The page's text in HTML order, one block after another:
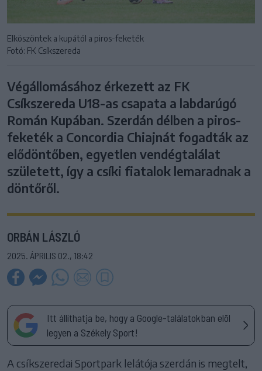
Elköszöntek a kupától a piros-feketék
Fotó: FK Csíkszereda
Végállomásához érkezett az FK
Csíkszereda U18-as csapata a labdarúgó
Román Kupában. Szerdán délben a piros-
feketék a Concordia Chiajnát fogadták az
elődöntőben, egyetlen vendégtalálat
született, így a csíki fiatalok lemaradnak a
döntőről.
ORBÁN LÁSZLÓ
2025. ÁPRILIS 02., 18:42
Itt állíthatja be, hogy a Google-találatokban elöl
legyen a Székely Sport!
A csíkszeredai Sportpark lelátója szerdán is megtelt,